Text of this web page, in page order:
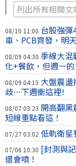
列出所有相關文
08/10 11:00 台股強
車、PCB齊發，明
08/09 04:30 季線大混
化+餐飲，但週一
08/09 04:15 大盤震
歧…下週衝這裡!
08/07 03:23 開高翻黑
短線重點看這！
07/27 03:02 低軌衛星
07/06 10:30 [封測與
還會噴！